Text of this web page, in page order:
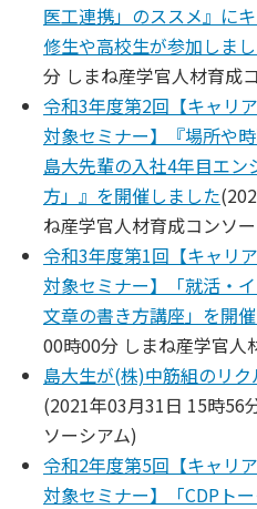
医工連携」のススメ』に
修生や高校生が参加しま
分 しまね産学官人材育成
令和3年度第2回【キャリ
対象セミナー】『場所や
島大先輩の入社4年目エン
方」』を開催しました(
ね産学官人材育成コンソ
令和3年度第1回【キャリ
対象セミナー】「就活・
文章の書き方講座」を開
00時00分 しまね産学官人
島大生が(株)中筋組のリク
(2021年03月31日 15時56
ソーシアム)
令和2年度第5回【キャリ
対象セミナー】「CDPト